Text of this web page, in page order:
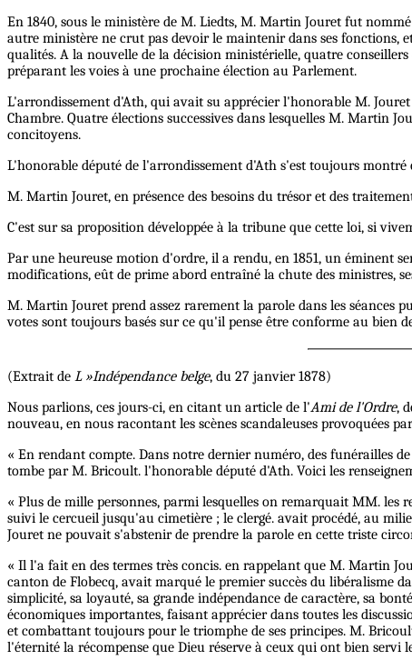
En 1840, sous le ministère de M. Liedts, M. Martin Jouret fut
autre ministère ne crut pas devoir le maintenir dans ses fonctions,
qualités. A la nouvelle de la décision ministérielle, quatre
préparant les voies à une prochaine élection au Parlement.
L'arrondissement d'Ath, qui avait su apprécier l'honorable M.
Chambre. Quatre élections successives dans lesquelles M. Martin
concitoyens.
L'honorable député de l'arrondissement d'Ath s'est toujours montré
M. Martin Jouret, en présence des besoins du trésor et des
C'est sur sa proposition développée à la tribune que cette loi, si
Par une heureuse motion d'ordre, il a rendu, en 1851, un éminent
modifications, eût de prime abord entraîné la chute des ministres,
M. Martin Jouret prend assez rarement la parole dans les séances
votes sont toujours basés sur ce qu'il pense être conforme au bien
(Extrait de L »Indépendance belge, du 27 janvier 1878)
Nous parlions, ces jours-ci, en citant un article de l'Ami de l'Ordre,
nouveau, en nous racontant les scènes scandaleuses provoquées
« En rendant compte. Dans notre dernier numéro, des funérailles
tombe par M. Bricoult. l'honorable député d'Ath. Voici les
« Plus de mille personnes, parmi lesquelles on remarquait MM. les
suivi le cercueil jusqu'au cimetière ; le clergé. avait procédé, au
Jouret ne pouvait s'abstenir de prendre la parole en cette triste
« Il l'a fait en des termes très concis. en rappelant que M. Martin
canton de Flobecq, avait marqué le premier succès du libéralisme
simplicité, sa loyauté, sa grande indépendance de caractère, sa
économiques importantes, faisant apprécier dans toutes les
et combattant toujours pour le triomphe de ses principes. M.
l'éternité la récompense que Dieu réserve à ceux qui ont bien servi